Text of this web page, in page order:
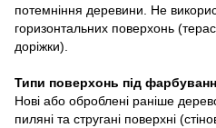
потемніння деревини. Не
горизонтальних поверхонь
доріжки).
Типи поверхонь під
Нові або оброблені раніше
пиляні та стругані поверхні